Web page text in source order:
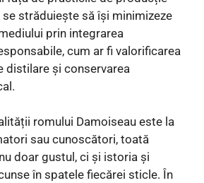
se străduiește să își minimizeze
prin integrarea
cum ar fi valorificarea
distilare și conservarea
romului Damoiseau este la
sau cunoscători, toată
doar gustul, ci și istoria și
în spatele fiecărei sticle. În